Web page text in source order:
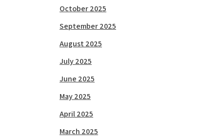
October 2025
September 2025
August 2025
July 2025
June 2025
May 2025
April 2025
March 2025